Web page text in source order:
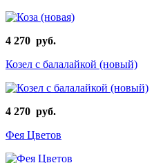
4 270 руб.
Козел с балалайкой (новый)
4 270 руб.
Фея Цветов